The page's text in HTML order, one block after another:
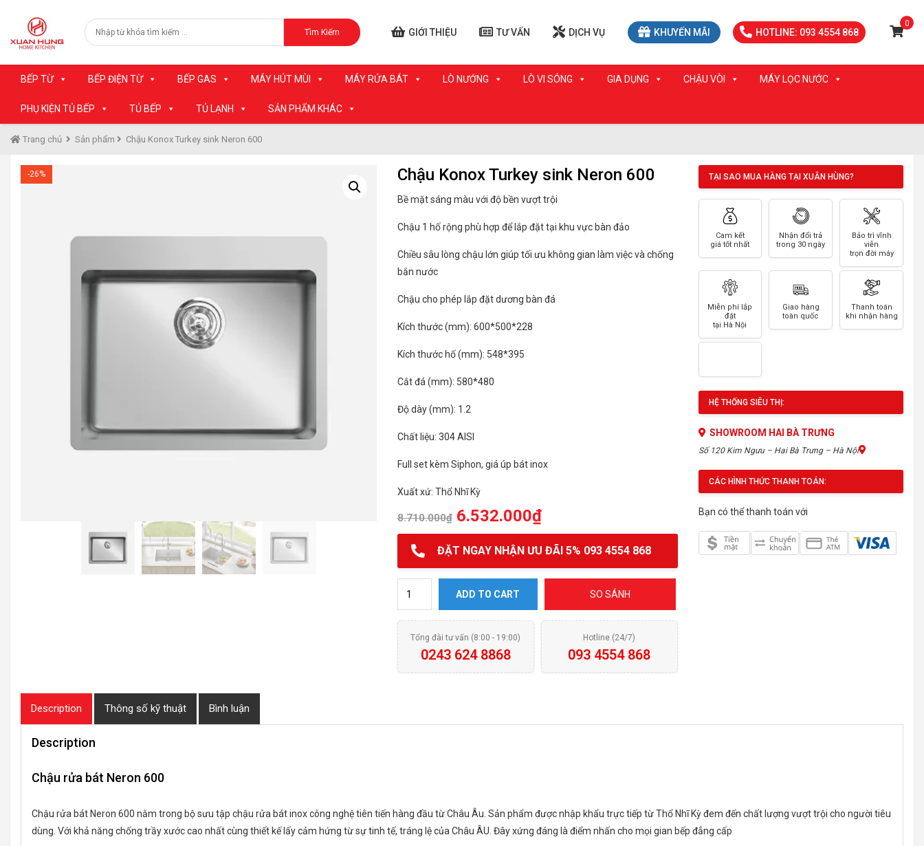
Tìm Kiếm GIỚI THIỆU TƯ VẤN DỊCH VỤ KHUYẾN MÃI HOTLINE: 093 4554 868
0
BẾP TỪ BẾP ĐIỆN TỪ BẾP GAS MÁY HÚT MÙI MÁY RỬA BÁT LÒ NƯỚNG LÒ VI SÓNG GIA DỤNG CHẬU VÒI MÁY LỌC NƯỚC
PHỤ KIỆN TỦ BẾP TỦ BẾP TỦ LẠNH SẢN PHẨM KHÁC
Trang chủ Sản phẩm Chậu Konox Turkey sink Neron 600
-26% Chậu Konox Turkey sink Neron 600
Bề mặt sáng màu với độ bền vượt trội
Chậu 1 hố rộng phù hợp để lắp đặt tại khu vực bàn đảo
Chiều sâu lòng chậu lớn giúp tối ưu không gian làm việc và chống
bắn nước
Chậu cho phép lắp đặt dương bàn đá
Kích thước (mm): 600*500*228
Kích thước hố (mm): 548*395
Cắt đá (mm): 580*480
Độ dày (mm): 1.2
Chất liệu: 304 AISI
Full set kèm Siphon, giá úp bát inox
Xuất xứ: Thổ Nhĩ Kỳ
8.710.000₫ 6.532.000₫
ĐẶT NGAY NHẬN ƯU ĐÃI 5% 093 4554 868
ADD TO CART SO SÁNH
Tổng đài tư vấn (8:00 - 19:00)
0243 624 8868
Hotline (24/7)
093 4554 868
TẠI SAO MUA HÀNG TẠI XUÂN HÙNG?
Cam kết
giá tốt nhất
Nhận đổi trả
trong 30 ngày
Bảo trì vĩnh
viễn
trọn đời máy
Miễn phí lắp
đặt
tại Hà Nội
Giao hàng
toàn quốc
Thanh toán
khi nhận hàng
HỆ THỐNG SIÊU THỊ:
SHOWROOM HAI BÀ TRƯNG
Số 120 Kim Ngưu – Hai Bà Trưng – Hà Nội
CÁC HÌNH THỨC THANH TOÁN:
Bạn có thể thanh toán với
Description Thông số kỹ thuật Bình luận
Description
Chậu rửa bát Neron 600
Chậu rửa bát Neron 600 nằm trong bộ sưu tập chậu rửa bát inox công nghệ tiên tiến hàng đầu từ Châu Âu. Sản phẩm được nhập khẩu trực tiếp từ Thổ Nhĩ Kỳ đem đến chất lượng vượt trội cho người tiêu
dùng. Với khả năng chống trầy xước cao nhất cùng thiết kế lấy cảm hứng từ sự tinh tế, tráng lệ của Châu ÂU. Đây xứng đáng là điểm nhấn cho mọi gian bếp đẳng cấp